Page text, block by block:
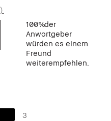
100%der
Anwortgeber
würden es einem
Freund
weiterempfehlen.
3